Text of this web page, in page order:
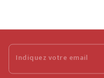
Indiquez votre email